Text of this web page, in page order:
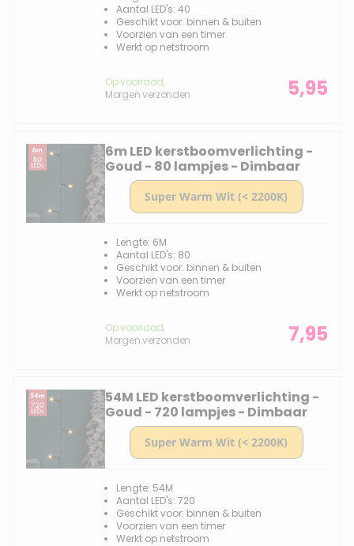
Aantal LED's: 40
Geschikt voor: binnen & buiten
Voorzien van een timer
Werkt op netstroom
Op voorraad,
Morgen verzonden
5,95
6m LED kerstboomverlichting -
Goud - 80 lampjes - Dimbaar
Lengte: 6M
Aantal LED's: 80
Geschikt voor: binnen & buiten
Voorzien van een timer
Werkt op netstroom
Op voorraad,
Morgen verzonden
7,95
54M LED kerstboomverlichting -
Goud - 720 lampjes - Dimbaar
Lengte: 54M
Aantal LED's: 720
Geschikt voor: binnen & buiten
Voorzien van een timer
Werkt op netstroom